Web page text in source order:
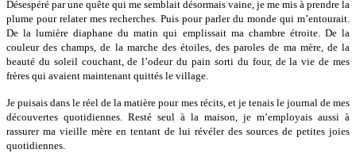
Désespéré par une quête qui me semblait désormais vaine, je me mis à prendre la
plume pour relater mes recherches. Puis pour parler du monde qui m’entourait.
De la lumière diaphane du matin qui emplissait ma chambre étroite. De la
couleur des champs, de la marche des étoiles, des paroles de ma mère, de la
beauté du soleil couchant, de l’odeur du pain sorti du four, de la vie de mes
frères qui avaient maintenant quittés le village.
Je puisais dans le réel de la matière pour mes récits, et je tenais le journal de mes
découvertes quotidiennes. Resté seul à la maison, je m’employais aussi à
rassurer ma vieille mère en tentant de lui révéler des sources de petites joies
quotidiennes.